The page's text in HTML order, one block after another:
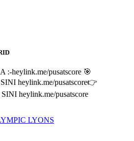
heylink.me/pusatscore 🎯
heylink.me/pusatscore👉
heylink.me/pusatscore